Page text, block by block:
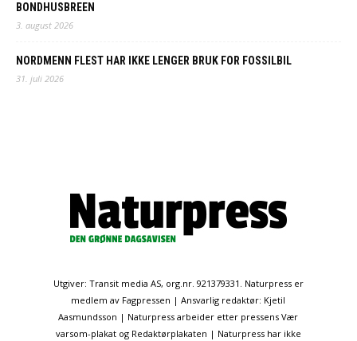
BONDHUSBREEN
3. august 2026
NORDMENN FLEST HAR IKKE LENGER BRUK FOR FOSSILBIL
31. juli 2026
Utgiver: Transit media AS, org.nr. 921379331. Naturpress er
medlem av Fagpressen | Ansvarlig redaktør: Kjetil
Aasmundsson | Naturpress arbeider etter pressens Vær
varsom-plakat og Redaktørplakaten | Naturpress har ikke